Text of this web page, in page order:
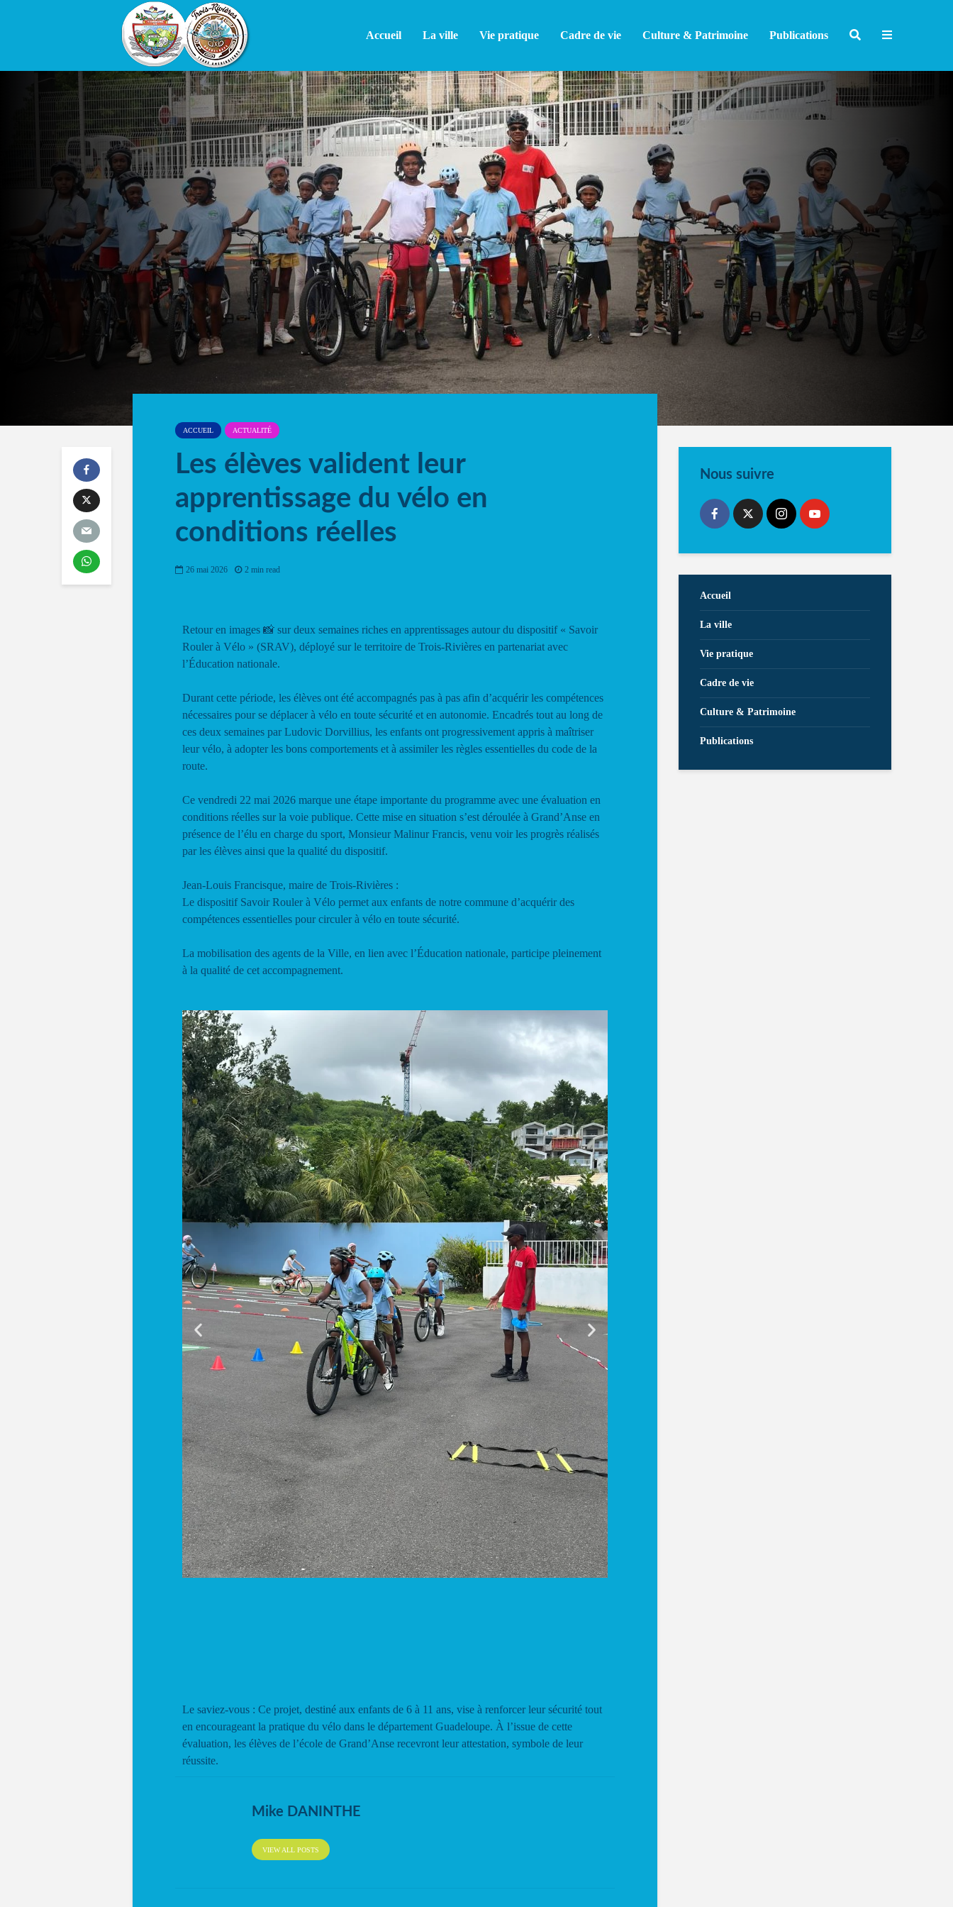
Accueil La ville Vie pratique Cadre de vie Culture & Patrimoine Publications
ACCUEIL ACTUALITÉ
Les élèves valident leur
apprentissage du vélo en
conditions réelles
26 mai 2026 2 min read
Retour en images 📸 sur deux semaines riches en apprentissages autour du dispositif « Savoir
Rouler à Vélo » (SRAV), déployé sur le territoire de Trois-Rivières en partenariat avec
l’Éducation nationale.
Durant cette période, les élèves ont été accompagnés pas à pas afin d’acquérir les compétences
nécessaires pour se déplacer à vélo en toute sécurité et en autonomie. Encadrés tout au long de
ces deux semaines par Ludovic Dorvillius, les enfants ont progressivement appris à maîtriser
leur vélo, à adopter les bons comportements et à assimiler les règles essentielles du code de la
route.
Ce vendredi 22 mai 2026 marque une étape importante du programme avec une évaluation en
conditions réelles sur la voie publique. Cette mise en situation s’est déroulée à Grand’Anse en
présence de l’élu en charge du sport, Monsieur Malinur Francis, venu voir les progrès réalisés
par les élèves ainsi que la qualité du dispositif.
Jean-Louis Francisque, maire de Trois-Rivières :
Le dispositif Savoir Rouler à Vélo permet aux enfants de notre commune d’acquérir des
compétences essentielles pour circuler à vélo en toute sécurité.
La mobilisation des agents de la Ville, en lien avec l’Éducation nationale, participe pleinement
à la qualité de cet accompagnement.
Le saviez-vous : Ce projet, destiné aux enfants de 6 à 11 ans, vise à renforcer leur sécurité tout
en encourageant la pratique du vélo dans le département Guadeloupe. À l’issue de cette
évaluation, les élèves de l’école de Grand’Anse recevront leur attestation, symbole de leur
réussite.
Mike DANINTHE
VIEW ALL POSTS
Nous suivre
Accueil
La ville
Vie pratique
Cadre de vie
Culture & Patrimoine
Publications